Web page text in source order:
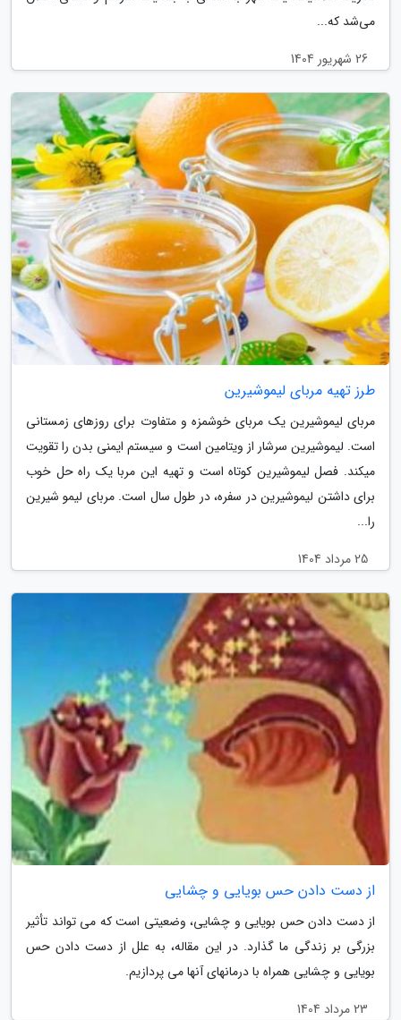
می‌شد که...
26 شهریور 1404
طرز تهیه مربای لیموشیرین
مربای لیموشیرین یک مربای خوشمزه و متفاوت برای روزهای زمستانی
است. لیموشیرین سرشار از ویتامین است و سیستم ایمنی بدن را تقویت
می­کند. فصل لیموشیرین کوتاه است و تهیه این مربا یک راه ­حل خوب
برای داشتن لیموشیرین در سفره، در طول سال است. مربای لیمو شیرین
را...
25 مرداد 1404
از دست دادن حس بویایی و چشایی
از دست دادن حس بویایی و چشایی، وضعیتی است که می تواند تأثیر
بزرگی بر زندگی ما گذارد. در این مقاله، به علل از دست دادن حس
بویایی و چشایی همراه با درمانهای آنها می پردازیم.
23 مرداد 1404